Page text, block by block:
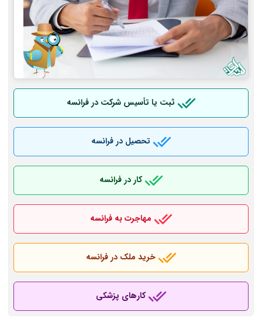
ثبت یا تأسیس شرکت در فرانسه
تحصیل در فرانسه
کار در فرانسه
مهاجرت به فرانسه
خرید ملک در فرانسه
کارهای پزشکی